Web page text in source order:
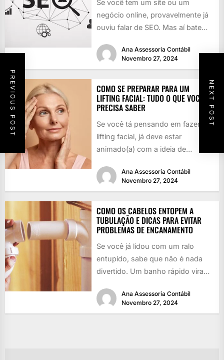
PREVIOUS POST NEXT POST
Se você tem um site ou um
negócio online, provavelmente já
ouviu falar de SEO. Mas aí bate
Ana Assessoria Contábil
Novembro 27, 2024
COMO SE PREPARAR PARA UM
LIFTING FACIAL: TUDO O QUE VOCÊ
PRECISA SABER
Se você tá pensando em fazer um
lifting facial, já deve estar
animado(a) com a ideia de
Ana Assessoria Contábil
Novembro 27, 2024
COMO OS CABELOS ENTOPEM A
TUBULAÇÃO E DICAS PARA EVITAR
PROBLEMAS DE ENCANAMENTO
Se você já lidou com um ralo
entupido, sabe que não é nada
divertido. Um banho rápido vira
Ana Assessoria Contábil
Novembro 27, 2024